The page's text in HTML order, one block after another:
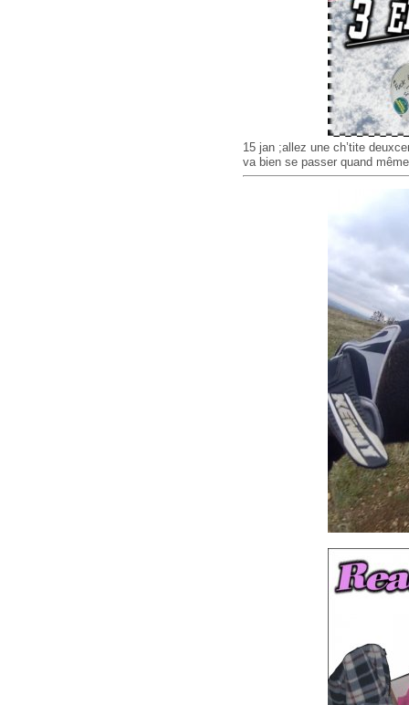
15 jan ;allez une ch’tite
va bien se passer quand